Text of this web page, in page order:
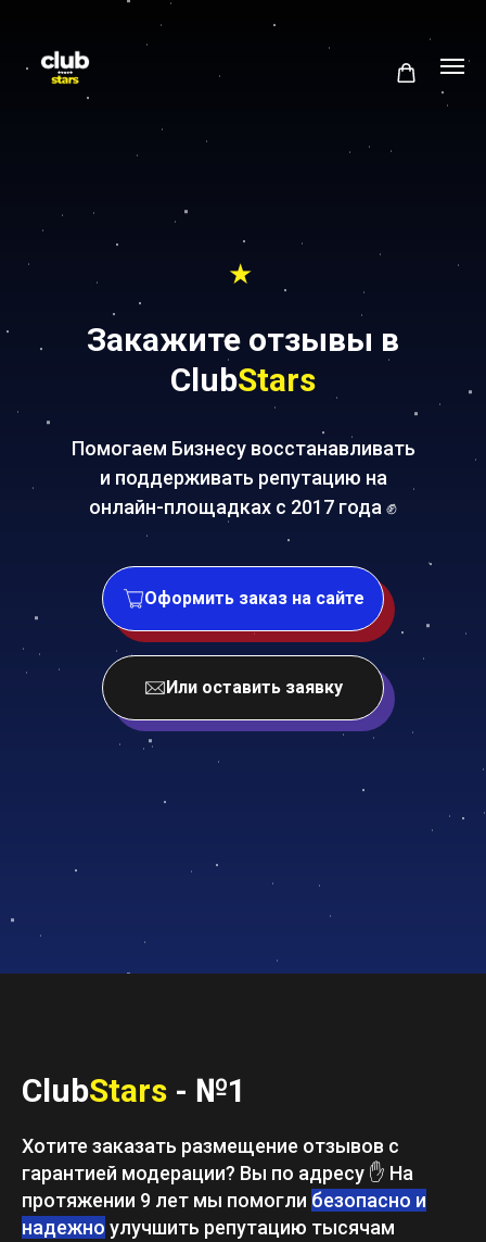
Или оставить заявку
Оформить заказ на сайте
Помогаем Бизнесу восстанавливать
и поддерживать репутацию на
онлайн-площадках с 2017 года ✊
Закажите отзывы в
ClubStars
★
ClubStars - №1
Хотите заказать размещение отзывов с
гарантией модерации? Вы по адресу ✋ На
протяжении 9 лет мы помогли безопасно и
надежно улучшить репутацию тысячам